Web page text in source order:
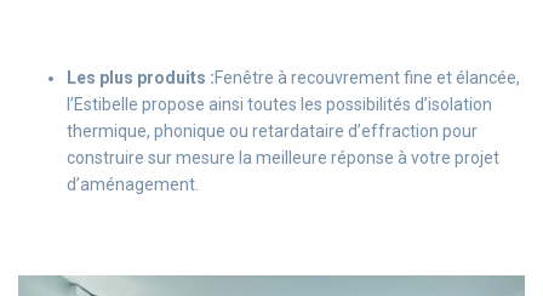
Les plus produits :Fenêtre à recouvrement fine et élancée,
l’Estibelle propose ainsi toutes les possibilités d’isolation
thermique, phonique ou retardataire d’effraction pour
construire sur mesure la meilleure réponse à votre projet
d’aménagement.